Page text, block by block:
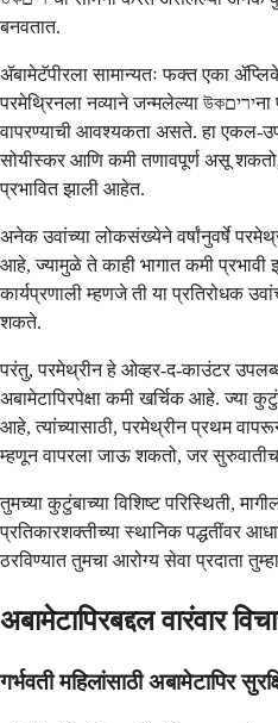
बनवतात.
ॲबामेटॅपीरला सामान्यतः फक्त एका
परमेथ्रिनला नव्याने जन्मलेल्या উকיריםना पकडण्यासाठी 7-10 दिवसांनी पुन्हा
वापरण्याची आवश्यकता असते. हा एकल-
सोयीस्कर आणि कमी तणावपूर्ण असू शकतो,
प्रभावित झाली आहेत.
अनेक उवांच्या लोकसंख्येने वर्षांनुवर्षे
आहे, ज्यामुळे ते काही भागात कमी प्रभावी
कार्यप्रणाली म्हणजे ती या प्रतिरोधक
शकते.
परंतु, परमेथ्रीन हे ओव्हर-द-काउंटर
अबामेटापिरपेक्षा कमी खर्चिक आहे. ज्या
आहे, त्यांच्यासाठी, परमेथ्रीन प्रथम
म्हणून वापरला जाऊ शकतो, जर
तुमच्या कुटुंबाच्या विशिष्ट परिस्थिती,
प्रतिकारशक्तीच्या स्थानिक पद्धतींवर
ठरविण्यात तुमचा आरोग्य सेवा प्रदाता
अबामेटापिरबद्दल वारंवार
गर्भवती महिलांसाठी अबामेटापिर